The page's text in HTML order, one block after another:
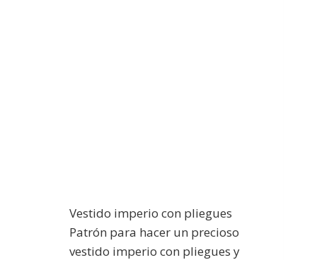
Vestido imperio con pliegues
Patrón para hacer un precioso
vestido imperio con pliegues y